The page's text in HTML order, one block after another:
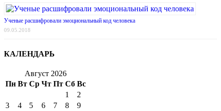
Ученые расшифровали эмоциональный код человека
09.05.2018
КАЛЕНДАРЬ
Август 2026
Пн Вт Ср Чт Пт Сб Вс
1
2
3
4 5 6 7 8
9